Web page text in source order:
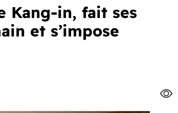
Kang-in, fait ses
et s’impose